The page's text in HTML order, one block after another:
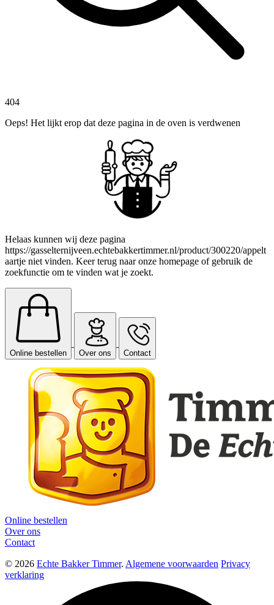
404
Oeps! Het lijkt erop dat deze pagina in de oven is verdwenen
Helaas kunnen wij deze pagina
https://gasselternijveen.echtebakkertimmer.nl/product/300220/appelt
aartje niet vinden. Keer terug naar onze homepage of gebruik de
zoekfunctie om te vinden wat je zoekt.
Online bestellen Over ons Contact
Online bestellen
Over ons
Contact
© 2026 Echte Bakker Timmer. Algemene voorwaarden Privacy
verklaring